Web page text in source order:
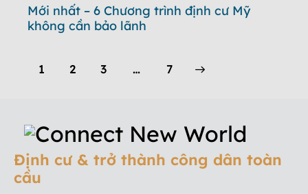
Mới nhất – 6 Chương trình định cư Mỹ
không cần bảo lãnh
1 2 3 … 7
>
Định cư & trở thành công dân toàn
cầu